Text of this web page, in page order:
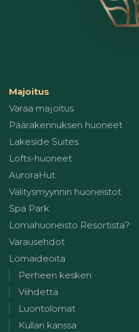
Majoitus
Varaa majoitus
Päärakennuksen huoneet
Lakeside Suites
Lofts-huoneet
AuroraHut
Välitysmyynnin huoneistot
Spa Park
Lomahuoneisto Resortista?
Varausehdot
Lomaideoita
Perheen kesken
Viihdettä
Luontolomat
Kullan kanssa